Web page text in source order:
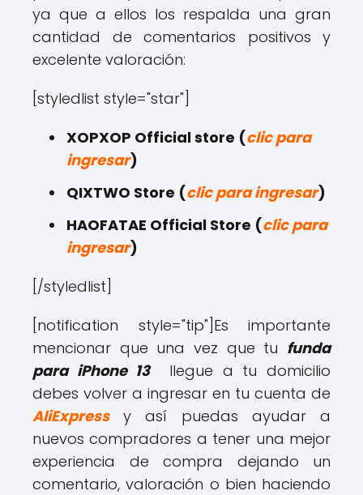
ya que a ellos los respalda una gran
cantidad de comentarios positivos y
excelente valoración:
[styledlist style="star"]
XOPXOP Official store (clic para
ingresar)
QIXTWO Store (clic para ingresar)
HAOFATAE Official Store (clic para
ingresar)
[/styledlist]
[notification style="tip"]Es importante
mencionar que una vez que tu funda
para iPhone 13llegue a tu domicilio
debes volver a ingresar en tu cuenta de
AliExpressy así puedas ayudar a
nuevos compradores a tener una mejor
experiencia de compra dejando un
comentario, valoración o bien haciendo